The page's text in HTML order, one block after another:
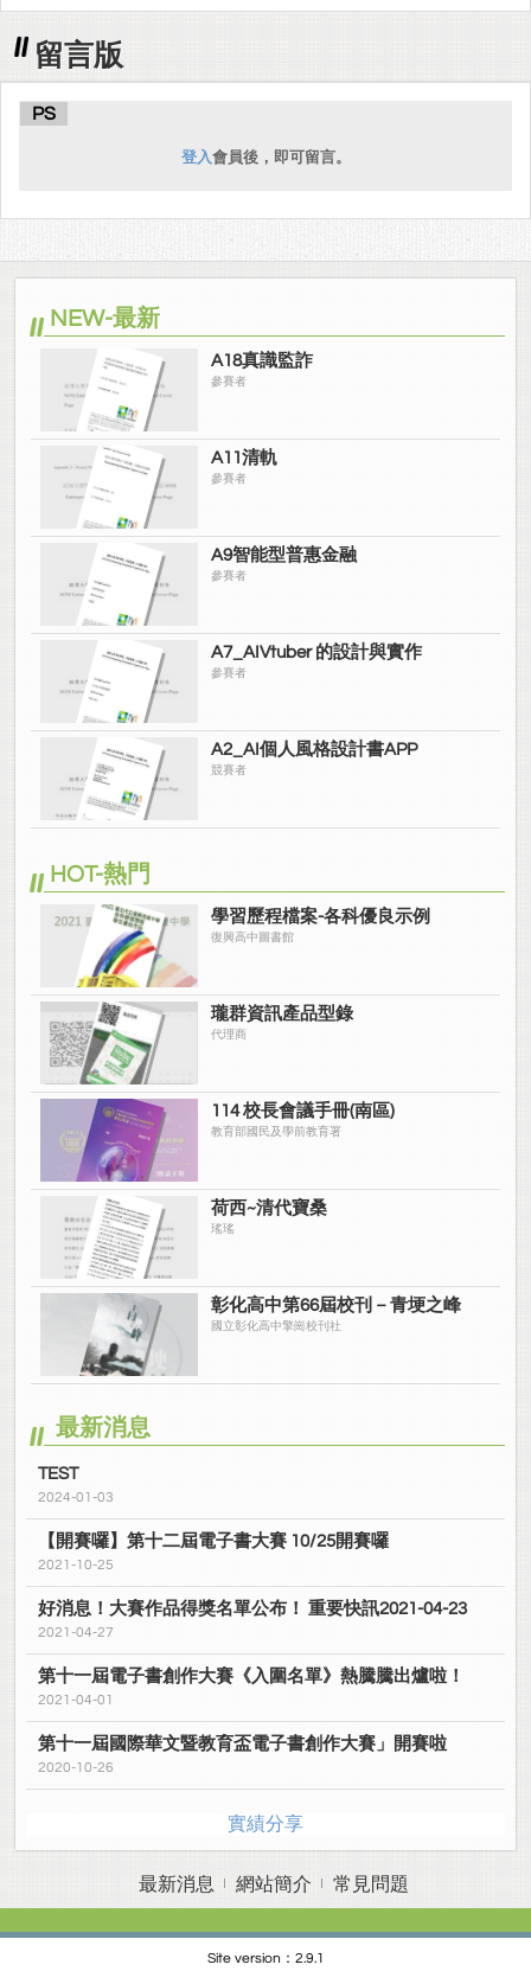
留言版
PS
登入會員後，即可留言。
NEW-最新
A18真識監詐
參賽者
A11清軌
參賽者
A9智能型普惠金融
參賽者
A7_AIVtuber 的設計與實作
參賽者
A2_AI個人風格設計書APP
競賽者
HOT-熱門
學習歷程檔案-各科優良示例
復興高中圖書館
瓏群資訊產品型錄
代理商
114 校長會議手冊(南區)
教育部國民及學前教育署
荷西~清代寶桑
瑤瑤
彰化高中第66屆校刊－青埂之峰
國立彰化高中擎崗校刊社
最新消息
TEST
2024-01-03
【開賽囉】第十二屆電子書大賽 10/25開賽囉
2021-10-25
好消息！大賽作品得獎名單公布！ 重要快訊2021-04-23
2021-04-27
第十一屆電子書創作大賽《入圍名單》熱騰騰出爐啦！
2021-04-01
第十一屆國際華文暨教育盃電子書創作大賽」開賽啦
2020-10-26
實績分享
最新消息 網站簡介 常見問題
Site version：2.9.1